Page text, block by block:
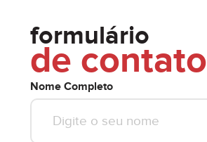
formulário
de contato
Nome Completo